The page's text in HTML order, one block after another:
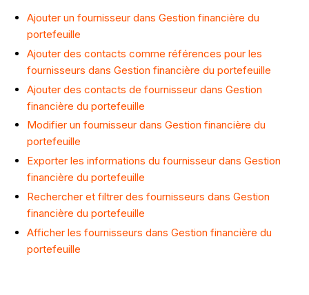
Ajouter un fournisseur dans Gestion financière du
portefeuille
Ajouter des contacts comme références pour les
fournisseurs dans Gestion financière du portefeuille
Ajouter des contacts de fournisseur dans Gestion
financière du portefeuille
Modifier un fournisseur dans Gestion financière du
portefeuille
Exporter les informations du fournisseur dans Gestion
financière du portefeuille
Rechercher et filtrer des fournisseurs dans Gestion
financière du portefeuille
Afficher les fournisseurs dans Gestion financière du
portefeuille